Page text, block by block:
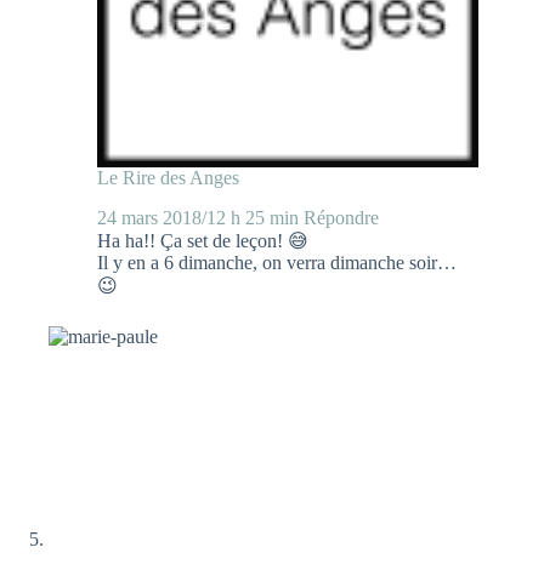
Le Rire des Anges
24 mars 2018/12 h 25 min Répondre
Ha ha!! Ça set de leçon! 😅
Il y en a 6 dimanche, on verra dimanche soir…
😉